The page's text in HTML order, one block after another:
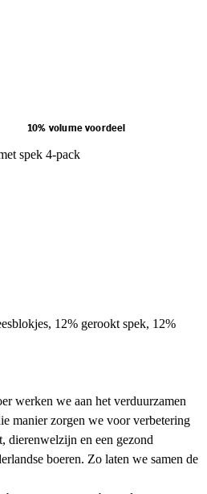
10% volume voordeel
spek 4-pack
12% gerookt spek, 12%
werken we aan het verduurzamen
manier zorgen we voor verbetering
dierenwelzijn en een gezond
boeren. Zo laten we samen de